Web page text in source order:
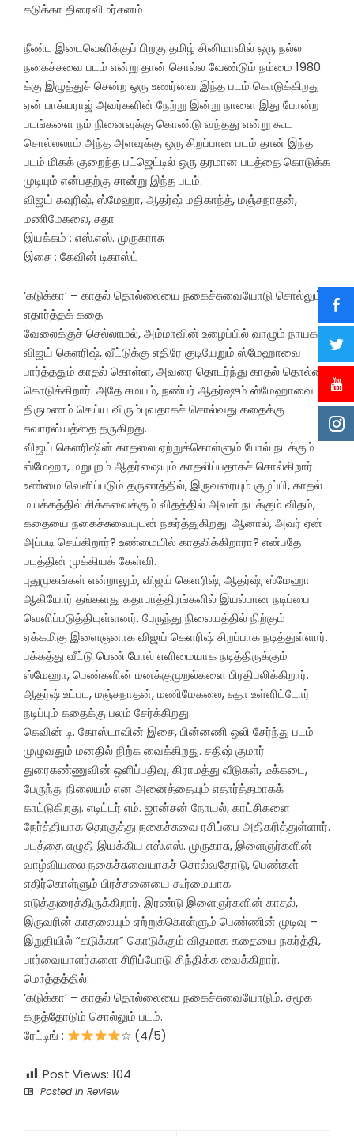
கடுக்கா திரைவிமர்சனம்
நீண்ட இடைவெளிக்குப் பிறகு தமிழ் சினிமாவில் ஒரு நல்ல
நகைச்சுவை படம் என்று தான் சொல்ல வேண்டும் நம்மை 1980
க்கு இழுத்துச் சென்ற ஒரு உணர்வை இந்த படம் கொடுக்கிறது
ஏன் பாக்யராஜ் அவர்களின் நேற்று இன்று நாளை இது போன்ற
படங்களை நம் நினைவுக்கு கொண்டு வந்தது என்று கூட
சொல்லலாம் அந்த அளவுக்கு ஒரு சிறப்பான படம் தான் இந்த
படம் மிகக் குறைந்த பட்ஜெட்டில் ஒரு தரமான படத்தை கொடுக்க
முடியும் என்பதற்கு சான்று இந்த படம்.
விஜய் கவுரிஷ், ஸ்மேஹா, ஆதர்ஷ் மதிகாந்த், மஞ்சுநாதன்,
மணிமேகலை, சுதா
இயக்கம் : எஸ்.எஸ். முருகராசு
இசை : கேவின் டிகாஸ்ட்
‘கடுக்கா’ – காதல் தொல்லையை நகைச்சுவையோடு சொல்லும்
எதார்த்தக் கதை
வேலைக்குச் செல்லாமல், அம்மாவின் உழைப்பில் வாழும் நாயகன்
விஜய் கெளரிஷ், வீட்டுக்கு எதிரே குடியேறும் ஸ்மேஹாவை
பார்த்ததும் காதல் கொள்ள, அவரை தொடர்ந்து காதல் தொல்லை
கொடுக்கிறார். அதே சமயம், நண்பர் ஆதர்ஷும் ஸ்மேஹாவை
திருமணம் செய்ய விரும்புவதாகச் சொல்வது கதைக்கு
சுவாரஸ்யத்தை தருகிறது.
விஜய் கெளரிஷின் காதலை ஏற்றுக்கொள்ளும் போல் நடக்கும்
ஸ்மேஹா, மறுபுறம் ஆதர்ஷையும் காதலிப்பதாகச் சொல்கிறார்.
உண்மை வெளிப்படும் தருணத்தில், இருவரையும் குழப்பி, காதல்
மயக்கத்தில் சிக்கவைக்கும் விதத்தில் அவள் நடக்கும் விதம்,
கதையை நகைச்சுவையுடன் நகர்த்துகிறது. ஆனால், அவர் ஏன்
அப்படி செய்கிறார்? உண்மையில் காதலிக்கிறாரா? என்பதே
படத்தின் முக்கியக் கேள்வி.
புதுமுகங்கள் என்றாலும், விஜய் கெளரிஷ், ஆதர்ஷ், ஸ்மேஹா
ஆகியோர் தங்களது கதாபாத்திரங்களில் இயல்பான நடிப்பை
வெளிப்படுத்தியுள்ளனர். பேருந்து நிலையத்தில் நிற்கும்
ஏக்கமிகு இளைஞனாக விஜய் கெளரிஷ் சிறப்பாக நடித்துள்ளார்.
பக்கத்து வீட்டு பெண் போல் எளிமையாக நடித்திருக்கும்
ஸ்மேஹா, பெண்களின் மனக்குமுறல்களை பிரதிபலிக்கிறார்.
ஆதர்ஷ் உட்பட, மஞ்சுநாதன், மணிமேகலை, சுதா உள்ளிட்டோர்
நடிப்பும் கதைக்கு பலம் சேர்க்கிறது.
கெவின் டி. கோஸ்டாவின் இசை, பின்னணி ஒலி சேர்ந்து படம்
முழுவதும் மனதில் நிற்க வைக்கிறது. சதிஷ் குமார்
துரைகண்ணுவின் ஒளிப்பதிவு, கிராமத்து வீடுகள், டீக்கடை,
பேருந்து நிலையம் என அனைத்தையும் எதார்த்தமாகக்
காட்டுகிறது. எடிட்டர் எம். ஜான்சன் நோயல், காட்சிகளை
நேர்த்தியாக தொகுத்து நகைச்சுவை ரசிப்பை அதிகரித்துள்ளார்.
படத்தை எழுதி இயக்கிய எஸ்.எஸ். முருகரசு, இளைஞர்களின்
வாழ்வியலை நகைச்சுவையாகச் சொல்வதோடு, பெண்கள்
எதிர்கொள்ளும் பிரச்சனையை கூர்மையாக
எடுத்துரைத்திருக்கிறார். இரண்டு இளைஞர்களின் காதல்,
இருவரின் காதலையும் ஏற்றுக்கொள்ளும் பெண்ணின் முடிவு –
இறுதியில் “கடுக்கா” கொடுக்கும் விதமாக கதையை நகர்த்தி,
பார்வையாளர்களை சிரிப்போடு சிந்திக்க வைக்கிறார்.
மொத்தத்தில்:
‘கடுக்கா’ – காதல் தொல்லையை நகைச்சுவையோடும், சமூக
கருத்தோடும் சொல்லும் படம்.
ரேட்டிங் :
☆ (4/5)
Post Views: 104
Posted in Review